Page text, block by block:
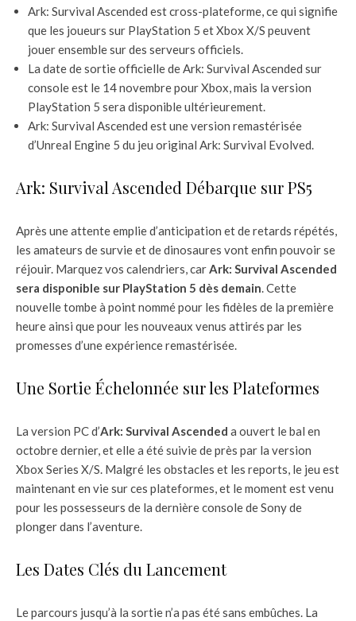
Ark: Survival Ascended est cross-plateforme, ce qui signifie
que les joueurs sur PlayStation 5 et Xbox X/S peuvent
jouer ensemble sur des serveurs officiels.
La date de sortie officielle de Ark: Survival Ascended sur
console est le 14 novembre pour Xbox, mais la version
PlayStation 5 sera disponible ultérieurement.
Ark: Survival Ascended est une version remastérisée
d’Unreal Engine 5 du jeu original Ark: Survival Evolved.
Ark: Survival Ascended Débarque sur PS5
Après une attente emplie d’anticipation et de retards répétés,
les amateurs de survie et de dinosaures vont enfin pouvoir se
réjouir. Marquez vos calendriers, car Ark: Survival Ascended
sera disponible sur PlayStation 5 dès demain . Cette
nouvelle tombe à point nommé pour les fidèles de la première
heure ainsi que pour les nouveaux venus attirés par les
promesses d’une expérience remastérisée.
Une Sortie Échelonnée sur les Plateformes
La version PC d’Ark: Survival Ascended a ouvert le bal en
octobre dernier, et elle a été suivie de près par la version
Xbox Series X/S. Malgré les obstacles et les reports, le jeu est
maintenant en vie sur ces plateformes, et le moment est venu
pour les possesseurs de la dernière console de Sony de
plonger dans l’aventure.
Les Dates Clés du Lancement
Le parcours jusqu’à la sortie n’a pas été sans embûches. La